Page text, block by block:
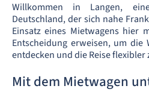
Willkommen in Langen,
Deutschland, der sich nahe
Einsatz eines Mietwagens hier
Entscheidung erweisen, um die
entdecken und die Reise flexibler
Mit dem Mietwagen